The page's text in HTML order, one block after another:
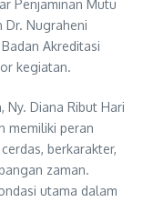
Penjaminan Mutu
Dr. Nugraheni
Akreditasi
kegiatan.
Ny. Diana Ribut Hari
memiliki peran
berkarakter,
zaman.
utama dalam